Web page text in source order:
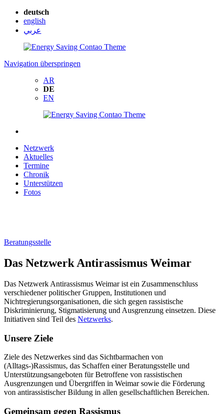
deutsch
english
عربي
Navigation überspringen
AR
DE
EN
Netzwerk
Aktuelles
Termine
Chronik
Unterstützen
Fotos
Beratungsstelle
Das Netzwerk Antirassismus Weimar
Das Netzwerk Antirassismus Weimar ist ein Zusammenschluss
verschiedener politischer Gruppen, Institutionen und
Nichtregierungsorganisationen, die sich gegen rassistische
Diskriminierung, Stigmatisierung und Ausgrenzung einsetzen. Diese
Initiativen sind Teil des Netzwerks.
Unsere Ziele
Ziele des Netzwerkes sind das Sichtbarmachen von
(Alltags-)Rassismus, das Schaffen einer Beratungsstelle und
Unterstützungsangeboten für Betroffene von rassistischen
Ausgrenzungen und Übergriffen in Weimar sowie die Förderung
von antirassistischer Bildung in allen gesellschaftlichen Bereichen.
Gemeinsam gegen Rassismus